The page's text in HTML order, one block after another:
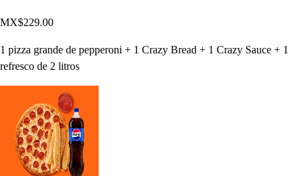
MX$229.00
1 pizza grande de pepperoni + 1 Crazy Bread + 1 Crazy Sauce + 1
refresco de 2 litros